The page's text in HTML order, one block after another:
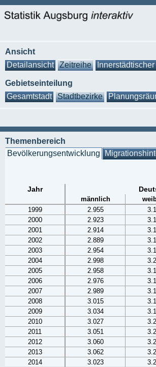
Ansicht
Detailansicht
Zeitreihe
Gebietseinteilung
Gesamtstadt
Stadtbezirke
Themenbereich
Bevölkerungsentwicklung
Jahr
männlich
1999
2.955
2000
2.923
2001
2.914
2002
2.889
2003
2.954
2004
2.998
2005
2.958
2006
2.976
2007
2.989
2008
3.015
2009
3.034
2010
3.027
2011
3.051
2012
3.060
2013
3.062
2014
3.023